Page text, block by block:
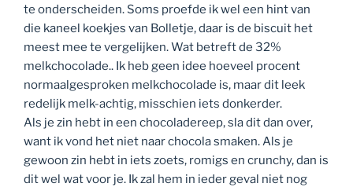
te onderscheiden. Soms proefde ik wel een hint van
die kaneel koekjes van Bolletje, daar is de biscuit het
meest mee te vergelijken. Wat betreft de 32%
melkchocolade.. Ik heb geen idee hoeveel procent
normaalgesproken melkchocolade is, maar dit leek
redelijk melk-achtig, misschien iets donkerder.
Als je zin hebt in een chocoladereep, sla dit dan over,
want ik vond het niet naar chocola smaken. Als je
gewoon zin hebt in iets zoets, romigs en crunchy, dan is
dit wel wat voor je. Ik zal hem in ieder geval niet nog